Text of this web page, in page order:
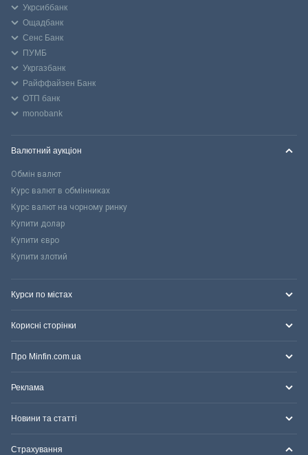
Укрсиббанк
Ощадбанк
Сенс Банк
ПУМБ
Укргазбанк
Райффайзен Банк
ОТП банк
monobank
Валютний аукціон
Обмін валют
Курс валют в обмінниках
Курс валют на чорному ринку
Купити долар
Купити євро
Купити злотий
Курси по містах
Корисні сторінки
Про Minfin.com.ua
Реклама
Новини та статті
Страхування